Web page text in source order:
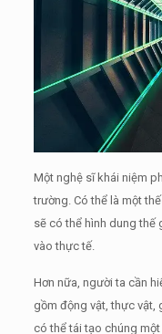
Một nghệ sĩ khái niệm
trường. Có thể là một
sẽ có thể hình dung thế
vào thực tế.
Hơn nữa, người ta cần
gồm động vật, thực vật,
có thể tái tạo chúng